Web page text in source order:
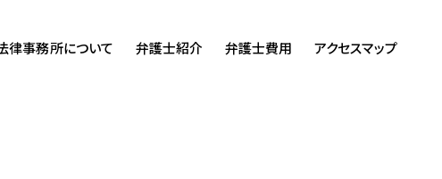
律事務所について 弁護士紹介 弁護士費用 アクセスマップ